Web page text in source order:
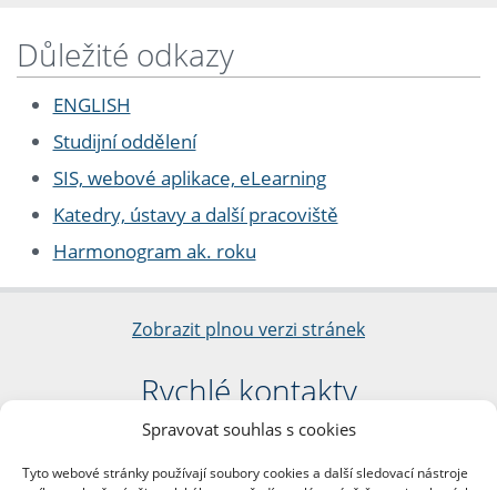
Spravovat souhlas s cookies
Tyto webové stránky používají soubory cookies a další sledovací nástroje
Důležité odkazy
ENGLISH
Studijní oddělení
SIS, webové aplikace, eLearning
Katedry, ústavy a další pracoviště
Harmonogram ak. roku
Zobrazit plnou verzi stránek
Rychlé kontakty
Filozofická fakulta
nám. Jana Palacha 1/2